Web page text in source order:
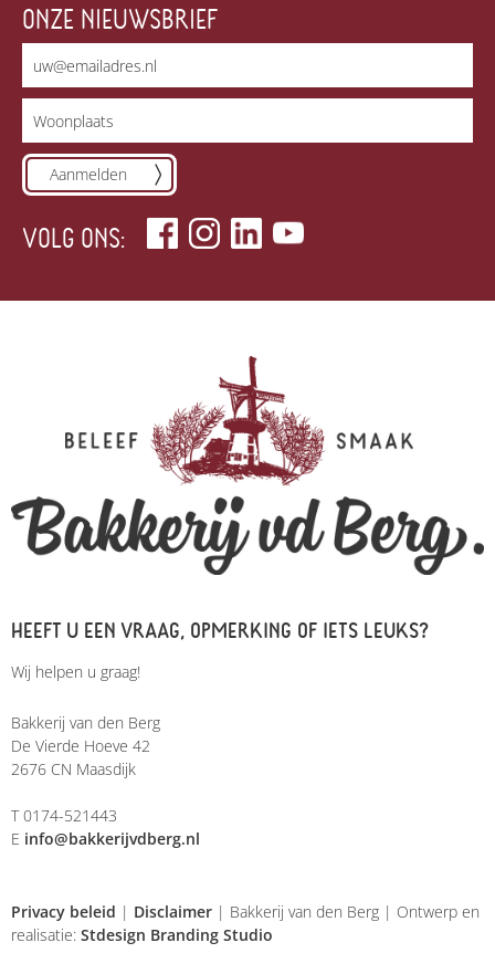
ONZE NIEUWSBRIEF
Aanmelden
VOLG ONS:
HEEFT U EEN VRAAG, OPMERKING OF IETS LEUKS?
Wij helpen u graag!
Bakkerij van den Berg
De Vierde Hoeve 42
2676 CN Maasdijk
T 0174-521443
E info@bakkerijvdberg.nl
Privacy beleid | Disclaimer | Bakkerij van den Berg | Ontwerp en
realisatie: Stdesign Branding Studio